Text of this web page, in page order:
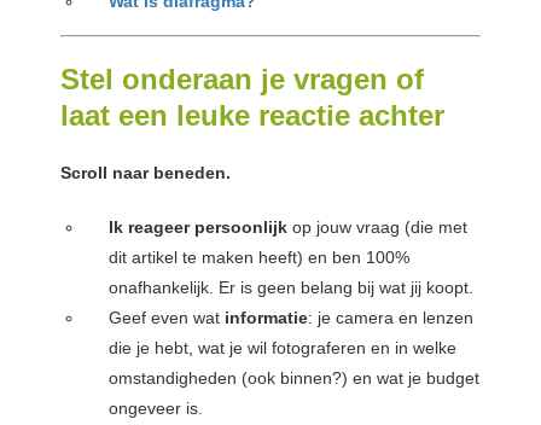
Stel onderaan je vragen of
laat een leuke reactie achter
Scroll naar beneden.
Ik reageer persoonlijk op jouw vraag (die met
dit artikel te maken heeft) en ben 100%
onafhankelijk. Er is geen belang bij wat jij koopt.
Geef even wat informatie: je camera en lenzen
die je hebt, wat je wil fotograferen en in welke
omstandigheden (ook binnen?) en wat je budget
ongeveer is.